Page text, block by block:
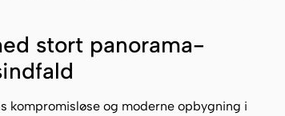
stort panorama-
kompromisløse og moderne opbygning i